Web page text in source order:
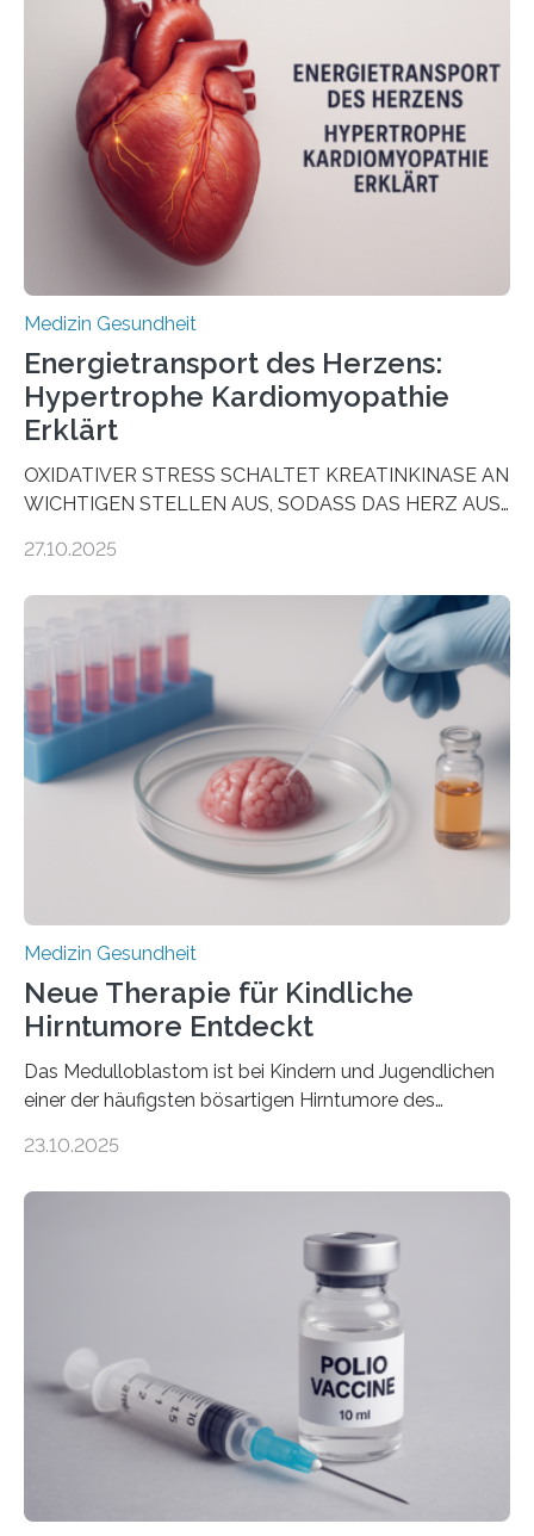
aus Gewebe von Patientinnen und Patienten –
sogenannte Organoide – genutzt werden können, um
vorab zu prüfen, welche Medikamente am besten
wirken. Dabei wurde ein Eiweiß identifiziert, das künftig
als Biomarker für die Wahl der passenden Therapie
dienen könnte. Darmkrebs zählt weltweit zu den
häufigsten Krebsarten und stellt…
Medizin Gesundheit
Energietransport des Herzens:
Hypertrophe Kardiomyopathie
Erklärt
OXIDATIVER STRESS SCHALTET KREATINKINASE AN
WICHTIGEN STELLEN AUS, SODASS DAS HERZ AUS
aus dem Deutschen Zentrum für Herzinsuffizienz
im Journal Circulation, warum der Energietransport bei
der Hypertrophen Kardiomyopathie (HCM) versagen
kann und wie sich durch eine Verringerung der
Herzbelastung und des oxidativen Stresses
Rhythmusstörungen reduzieren lassen. Würzburg. Die
hypertrophe Kardiomyopathie (HCM) ist die häufigste
erblich bedingte Herzerkrankung. Sie führt dazu, dass
sich die linke Herzkammer verdickt, der Herzmuskel zu
stark kontrahiert…
27.10.2025
Medizin Gesundheit
Neue Therapie für Kindliche
Hirntumore Entdeckt
Das Medulloblastom ist bei Kindern und Jugendlichen
einer der häufigsten bösartigen Hirntumore des
Betroffenen können mit heutigen Methoden geheilt
Dringend benötigt werden zielgerichtete Therapien, die
nur Tumorschwachstellen angreifen und normales
Gewebe verschonen. Forschende um Daniel Merk vom
Hertie-Institut für klinische Hirnforschung am
Universitätsklinikum Tübingen haben eine solche
Schwachstelle im Erbgut einer Untergruppe des
Medulloblastoms gefunden. Die Wilhelm Sander-
Stiftung unterstützte das Projekt…
23.10.2025